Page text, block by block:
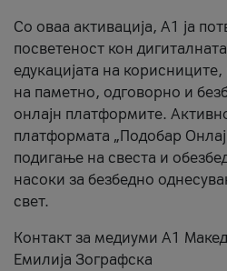
Со оваа активација, А1 ја
посветеност кон
едукацијата на
на паметно, одговорно и
онлајн платформите.
платформата „Подобар
подигање на свеста и
насоки за безбедно
свет.
Контакт за медиуми А1
Емилија Зографска